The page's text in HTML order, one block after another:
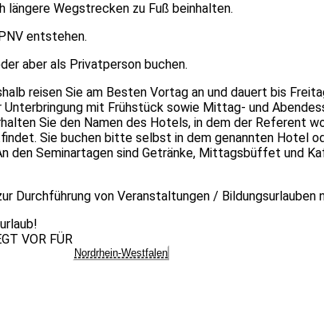
Wegstrecken zu Fuß beinhalten.
entstehen.
aber als Privatperson buchen.
reisen Sie am Besten Vortag an und dauert bis
mit Frühstück sowie Mittag- und
Sie den Namen des Hotels, in dem der Referent
Sie buchen bitte selbst in dem genannten Hotel
den Seminartagen sind Getränke, Mittagsbüffet und
Durchführung von Veranstaltungen / Bildungsurlauben
VOR FÜR
Nordrhein-Westfalen